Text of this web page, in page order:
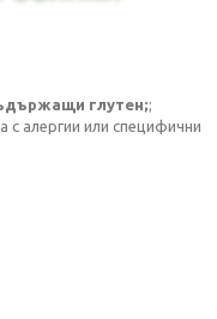
глутен;;
алергии или специфични